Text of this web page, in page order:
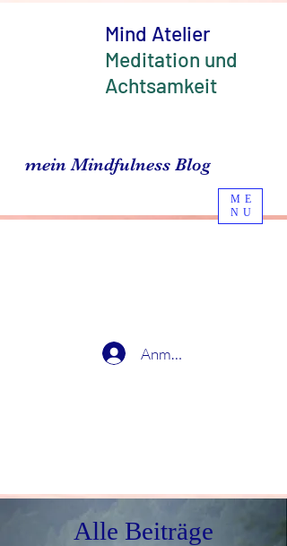
Mind Atelier
Meditation und
Achtsamkeit
mein Mindfulness Blog
Anmelden
ME
NU
Alle Beiträge